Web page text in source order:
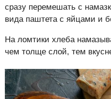
сразу перемешать с
вида паштета с яйцами и
На ломтики хлеба
чем толще слой, тем